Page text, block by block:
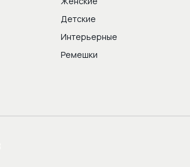
Детские
Интерьерные
Ремешки